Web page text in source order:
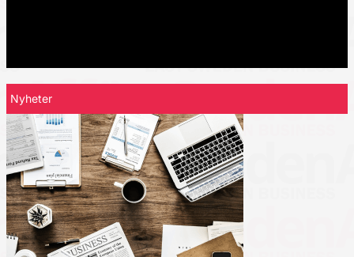
Nyheter